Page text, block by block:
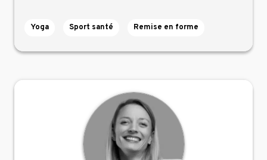
Yoga Sport santé Remise en forme